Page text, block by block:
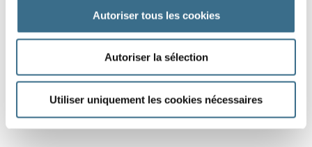
Autoriser tous les cookies
Autoriser la sélection
Utiliser uniquement les cookies nécessaires